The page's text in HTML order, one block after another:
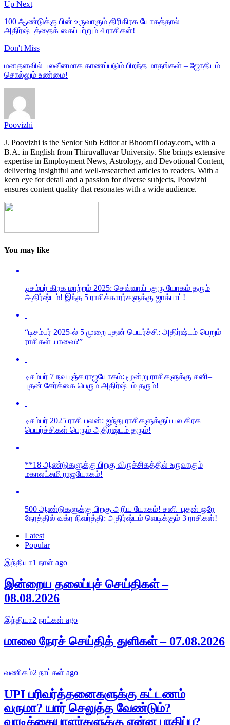
Up Next
100 ஆண்டுக்கு பின் உருவாகும் திரிகிரக யோகத்தால்
அதிர்ஷ்டத்தைக் கைப்பற்றும் 4 ராசிகள்!
Don't Miss
மனதளவில் பலவீனமாக காணப்படும் பிறந்த மாதங்கள் – ஜோதிடம்
சொல்லும் உண்மை!
Poovizhi
J. Poovizhi is the Senior Sub Editor at BhoomiToday.com, with a
B.A. in English from Thiruvalluvar University. She brings extensive
expertise in Employment News, Astrology, and Devotional Content,
delivering insightful and well-researched articles to readers. With a
keen eye for detail and a passion for diverse subjects, Poovizhi
ensures content quality that resonates with a wide audience.
You may like
டிசம்பர் கிரக மாற்றம் 2025: செவ்வாய்–குரு யோகம் தரும்
அதிர்ஷ்டம்! இந்த 5 ராசிக்காரர்களுக்கு ஜாக்பாட்!
“டிசம்பர் 2025-ல் 5 முறை புதன் பெயர்ச்சி: அதிர்ஷ்டம் பெறும்
ராசிகள் யாவை?”
டிசம்பர் 7 நவபஞ்ச ராஜயோகம்: மூன்று ராசிகளுக்கு சனி–
புதன் சேர்க்கை பெரும் அதிர்ஷ்டம் தரும்!
டிசம்பர் 2025 ராசி பலன்: ஐந்து ராசிகளுக்குப் பல கிரக
பெயர்ச்சிகள் பெரும் அதிர்ஷ்டம் தரும்!
**18 ஆண்டுகளுக்கு பிறகு விருச்சிகத்தில் உருவாகும்
மகாலட்சுமி ராஜயோகம்!
500 ஆண்டுகளுக்கு பிறகு அரிய யோகம்! சனி–புதன் ஒரே
நேரத்தில் வக்ர நிவர்த்தி: அதிர்ஷ்டம் வெடிக்கும் 3 ராசிகள்!
Latest
Popular
இந்தியா1 நாள் ago
இன்றைய தலைப்புச் செய்திகள் –
08.08.2026
இந்தியா2 நாட்கள் ago
மாலை நேரச் செய்தித் துளிகள் – 07.08.2026
வணிகம்2 நாட்கள் ago
UPI பரிவர்த்தனைகளுக்கு கட்டணம்
வருமா? யார் செலுத்த வேண்டும்?
வாடிக்கையாளர்களுக்கு என்ன பாதிப்பு?